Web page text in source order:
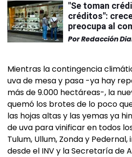
"Se toman
créditos":
preocupa al
PorRedacción
Mientras la contingencia
uva de mesa y pasa -ya hay
más de 9.000 hectáreas-, la
quemó los brotes de lo poco
las hojas altas y las yemas ya
de uva para vinificar en todos
Tulum, Ullum, Zonda y
desde el INV y la Secretaría de